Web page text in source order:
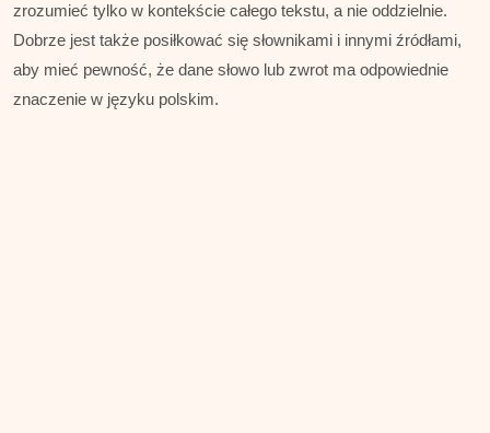
zrozumieć tylko w kontekście całego tekstu, a nie oddzielnie.
Dobrze jest także posiłkować się słownikami i innymi źródłami,
aby mieć pewność, że dane słowo lub zwrot ma odpowiednie
znaczenie w języku polskim.